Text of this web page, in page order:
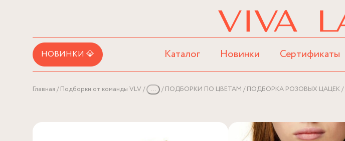
НОВИНКИ 💎 Каталог Новинки Сертификаты
Главная Подборки от команды VLV ... ПОДБОРКИ ПО ЦВЕТАМ ПОДБОРКА РОЗОВЫХ ЦАЦЕК